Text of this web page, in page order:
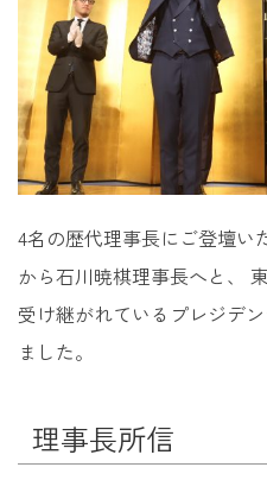
4名の歴代理事長にご登壇い
から石川暁棋理事長へと、
受け継がれているプレジデ
ました。
理事長所信